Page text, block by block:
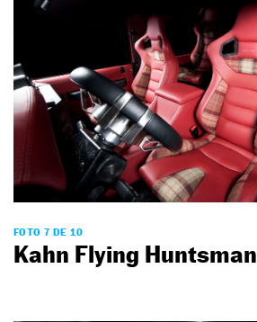
FOTO 7 DE 10
Kahn Flying Huntsman